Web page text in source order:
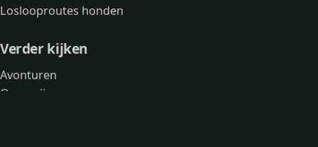
Loslooproutes honden
Verder kijken
Avonturen
Over mij